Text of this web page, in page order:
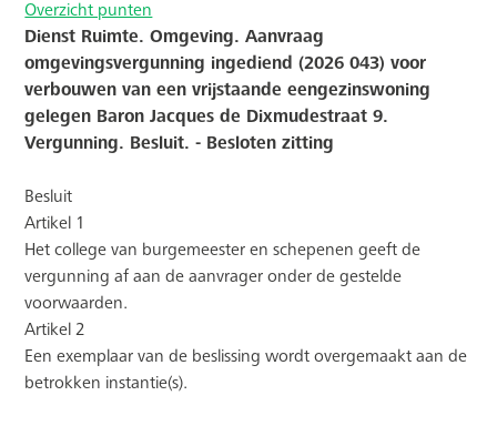
Overzicht punten
Dienst Ruimte. Omgeving. Aanvraag
omgevingsvergunning ingediend (2026 043) voor
verbouwen van een vrijstaande eengezinswoning
gelegen Baron Jacques de Dixmudestraat 9.
Vergunning. Besluit. - Besloten zitting
Besluit
Artikel 1
Het college van burgemeester en schepenen geeft de
vergunning af aan de aanvrager onder de gestelde
voorwaarden.
Artikel 2
Een exemplaar van de beslissing wordt overgemaakt aan de
betrokken instantie(s).